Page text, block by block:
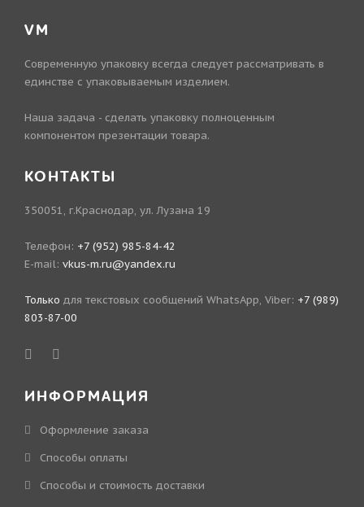
VM
Современную упаковку всегда следует рассматривать в
единстве с упаковываемым изделием.
Наша задача - сделать упаковку полноценным
компонентом презентации товара.
КОНТАКТЫ
350051, г.Краснодар, ул. Лузана 19
Телефон: +7 (952) 985-84-42
E-mail: vkus-m.ru@yandex.ru
Только для текстовых сообщений WhatsApp, Viber: +7 (989)
803-87-00
ИНФОРМАЦИЯ
Оформление заказа
Способы оплаты
Способы и стоимость доставки